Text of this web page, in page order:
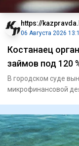
https://
06 Августа 2026
Костанаец
займов под 120
В городском суде
микрофинансовой